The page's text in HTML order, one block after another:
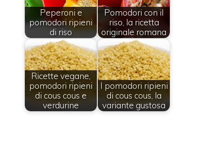
Peperoni e
pomodori ripieni
di riso
Pomodori con il
riso, la ricetta
originale romana
Ricette vegane,
pomodori ripieni
di cous cous e
verdurine
I pomodori ripieni
di cous cous, la
variante gustosa